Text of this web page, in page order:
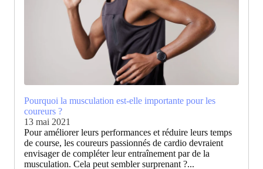
Pourquoi la musculation est-elle importante pour les
coureurs ?
13 mai 2021
Pour améliorer leurs performances et réduire leurs temps
de course, les coureurs passionnés de cardio devraient
envisager de compléter leur entraînement par de la
musculation. Cela peut sembler surprenant ?...